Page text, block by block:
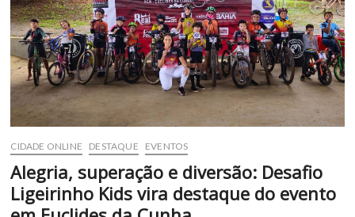
pessoas
e
celebra
a
força
da
cultura
popular
no
CIDADE ONLINE
DESTAQUE EVENTOS
Alegria, superação e diversão: Desafio
Ligeirinho Kids vira destaque do evento